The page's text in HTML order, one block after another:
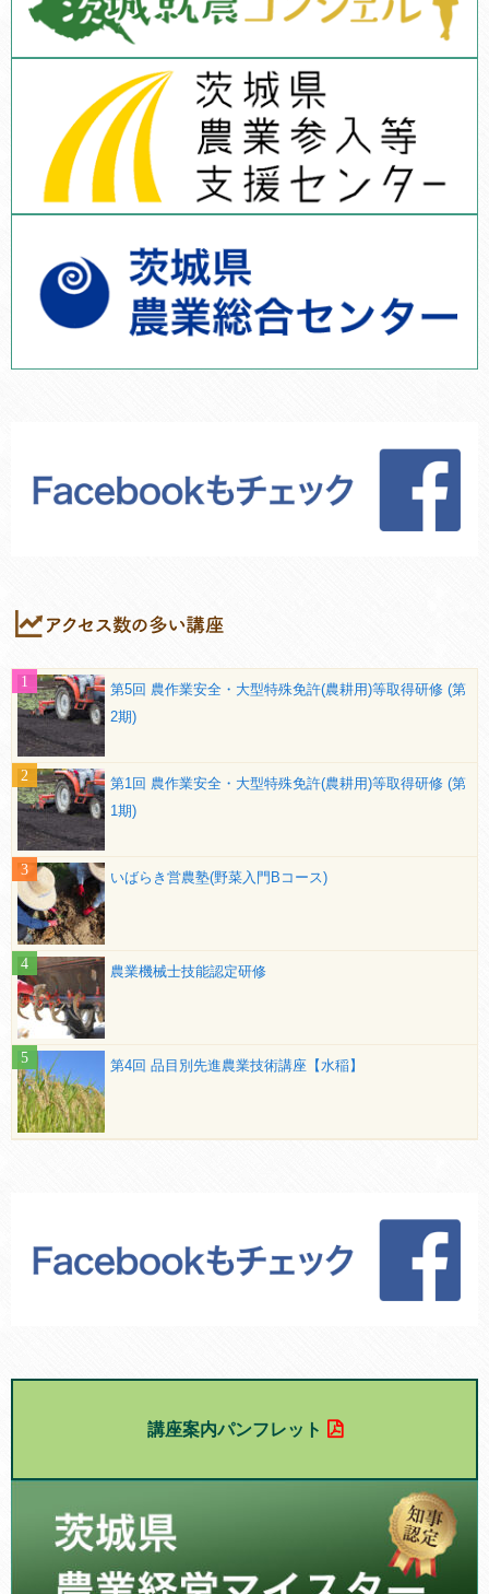
第5回 農作業安全・大型特殊免許(農耕用)等取得研修 (第
2期)
第1回 農作業安全・大型特殊免許(農耕用)等取得研修 (第
1期)
いばらき営農塾(野菜入門Bコース)
農業機械士技能認定研修
第4回 品目別先進農業技術講座【水稲】
講座案内パンフレット